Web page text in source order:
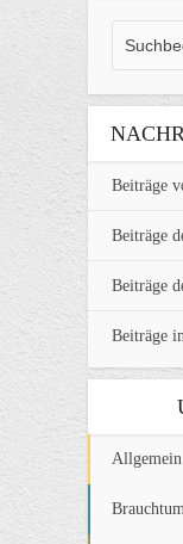
Beiträge
Beiträge
Beiträge
Beiträge
Allgemein